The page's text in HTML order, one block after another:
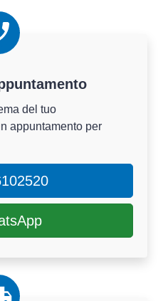
del tuo
appuntamento per